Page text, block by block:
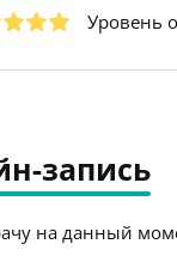
Уровень
запись
на данный